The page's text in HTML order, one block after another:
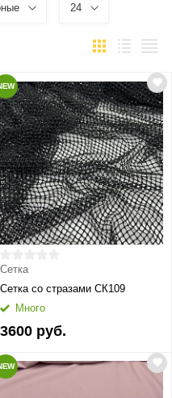
24
Сетка
Сетка со стразами СК109
Много
3600 руб.